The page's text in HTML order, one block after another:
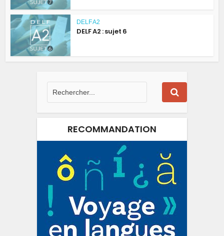
DELF A2
DELF A2 : sujet 6
RECOMMANDATION